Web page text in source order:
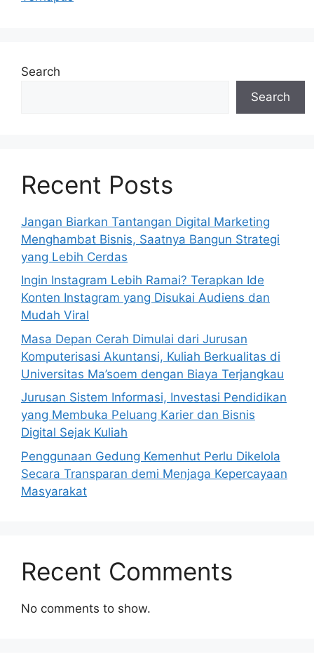
Search
Search
Recent Posts
Jangan Biarkan Tantangan Digital Marketing
Menghambat Bisnis, Saatnya Bangun Strategi
yang Lebih Cerdas
Ingin Instagram Lebih Ramai? Terapkan Ide
Konten Instagram yang Disukai Audiens dan
Mudah Viral
Masa Depan Cerah Dimulai dari Jurusan
Komputerisasi Akuntansi, Kuliah Berkualitas di
Universitas Ma’soem dengan Biaya Terjangkau
Jurusan Sistem Informasi, Investasi Pendidikan
yang Membuka Peluang Karier dan Bisnis
Digital Sejak Kuliah
Penggunaan Gedung Kemenhut Perlu Dikelola
Secara Transparan demi Menjaga Kepercayaan
Masyarakat
Recent Comments
No comments to show.